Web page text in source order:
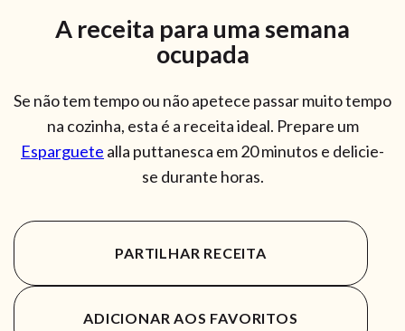
A receita para uma semana
ocupada
Se não tem tempo ou não apetece passar muito tempo
na cozinha, esta é a receita ideal. Prepare um
Esparguete alla puttanesca em 20 minutos e delicie-
se durante horas.
PARTILHAR RECEITA
ADICIONAR AOS FAVORITOS